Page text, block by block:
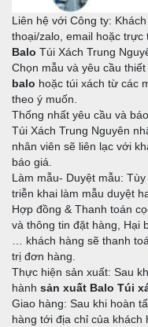
Liên hệ với Công ty:
thoại/zalo, email hoặc trực
Balo Túi Xách Trung
Chọn mẫu và yêu cầu
balo hoặc túi xách từ các
theo ý muốn.
Thống nhất yêu cầu và
Túi Xách Trung Nguyên
nhân viên sẽ liên lạc với
báo giá.
Làm mẫu- Duyệt mẫu:
triễn khai làm mẫu duyệt
Hợp đồng & Thanh toán
và thông tin đặt hàng, Hại
… khách hàng sẽ thanh
trị đơn hàng.
Thực hiện sản xuất: Sau
hành sản xuất Balo Túi
Giao hàng: Sau khi hoàn
hàng tới địa chỉ của